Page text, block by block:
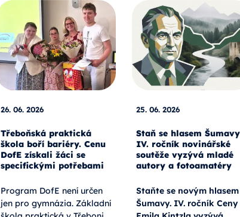
26. 06. 2026
Třeboňská praktická
škola boří bariéry. Cenu
DofE získali žáci se
specifickými potřebami
Program DofE není určen
jen pro gymnázia. Základní
25. 06. 2026
Staň se hlasem
IV. ročník novinářské
soutěže vyzývá mladé
autory a fotoamatéry
Staňte se novým hlasem
Šumavy. IV. ročník Ceny